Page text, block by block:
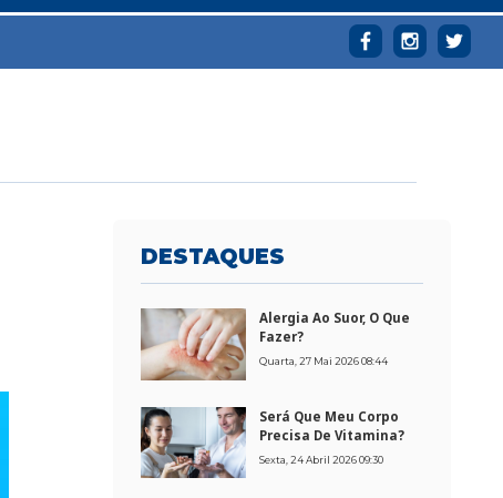
DESTAQUES
Alergia Ao Suor, O Que
Fazer?
Quarta, 27 Mai 2026 08:44
Será Que Meu Corpo
Precisa De Vitamina?
Sexta, 24 Abril 2026 09:30